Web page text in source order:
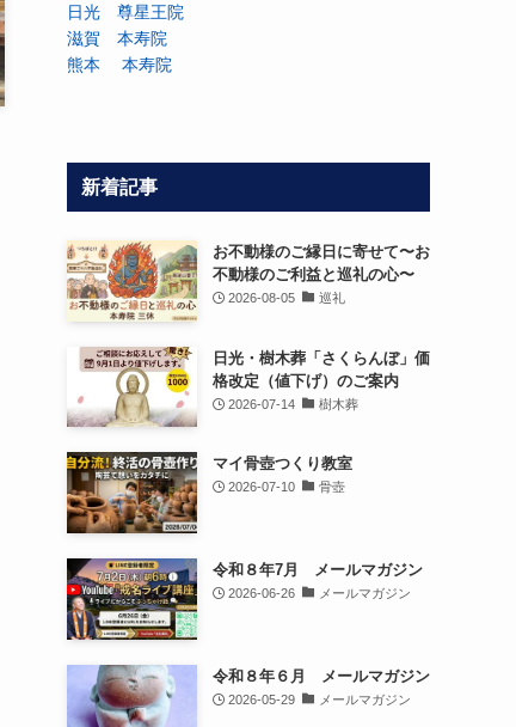
日光 尊星王院
滋賀 本寿院
熊本 本寿院
新着記事
お不動様のご縁日に寄せて〜お
不動様のご利益と巡礼の心〜
2026-08-05 巡礼
日光・樹木葬「さくらんぼ」価
格改定（値下げ）のご案内
2026-07-14 樹木葬
マイ骨壺つくり教室
2026-07-10 骨壺
令和８年7月 メールマガジン
2026-06-26 メールマガジン
令和８年６月 メールマガジン
2026-05-29 メールマガジン